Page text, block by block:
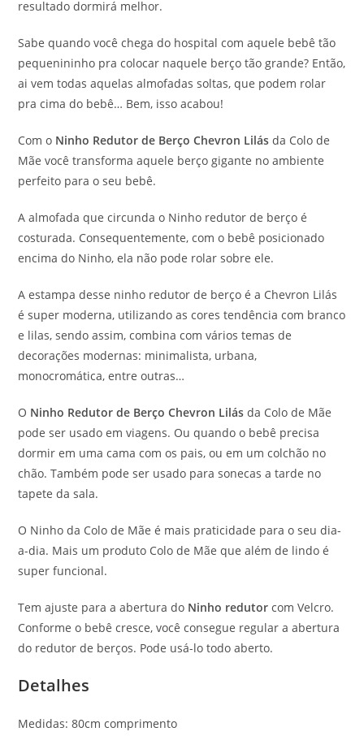
resultado dormirá melhor.
Sabe quando você chega do hospital com aquele bebê tão
pequenininho pra colocar naquele berço tão grande? Então,
ai vem todas aquelas almofadas soltas, que podem rolar
pra cima do bebê… Bem, isso acabou!
Com o Ninho Redutor de Berço Chevron Lilásda Colo de
Mãe você transforma aquele berço gigante no ambiente
perfeito para o seu bebê.
A almofada que circunda o Ninho redutor de berço é
costurada. Consequentemente, com o bebê posicionado
encima do Ninho, ela não pode rolar sobre ele.
A estampa desse ninho redutor de berço é a Chevron Lilás
é super moderna, utilizando as cores tendência com branco
e lilas, sendo assim, combina com vários temas de
decorações modernas: minimalista, urbana,
monocromática, entre outras…
O Ninho Redutor de Berço Chevron Lilásda Colo de Mãe
pode ser usado em viagens. Ou quando o bebê precisa
dormir em uma cama com os pais, ou em um colchão no
chão. Também pode ser usado para sonecas a tarde no
tapete da sala.
O Ninho da Colo de Mãe é mais praticidade para o seu dia-
a-dia. Mais um produto Colo de Mãe que além de lindo é
super funcional.
Tem ajuste para a abertura do Ninho redutor com Velcro.
Conforme o bebê cresce, você consegue regular a abertura
do redutor de berços. Pode usá-lo todo aberto.
Detalhes
Medidas: 80cm comprimento